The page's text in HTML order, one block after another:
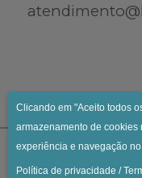
Clicando em "Aceito todos
armazenamento de
experiência e navegação
Política de privacidade /